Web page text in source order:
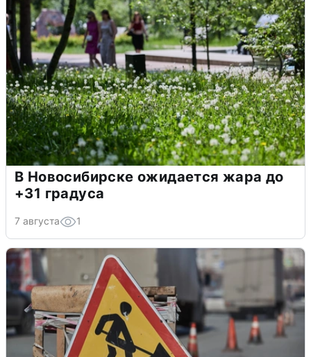
В Новосибирске ожидается жара до
+31 градуса
7 августа 1